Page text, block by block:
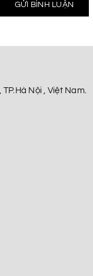
GỬI BÌNH LUẬN
Nội , Việt Nam.